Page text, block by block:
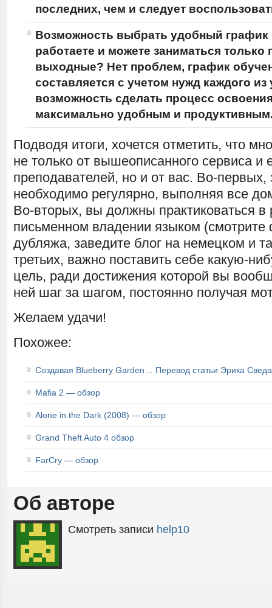
последних, чем и следует
Возможность выбрать удобный
работаете и можете заниматься только
выходные? Нет проблем, график
составляется с учетом нужд каждого из
возможность сделать процесс
максимально удобным и
Подводя итоги, хочется отметить, что
не только от вышеописанного сервиса и
преподавателей, но и от вас. Во-первых,
необходимо регулярно, выполняя все
Во-вторых, вы должны практиковаться в
письменном владении языком
дубляжа, заведите блог на немецком и
третьих, важно поставить себе какую-
цель, ради достижения которой вы
ней шаг за шагом, постоянно получая
Желаем удачи!
Похожее:
Создавая Blueberry Garden… Перевод статьи Эрика
Mafia 2 — обзор
Alone in the Dark (2008) — обзор
Grand Theft Auto 4 обзор
FarCry — обзор
Об авторе
Смотреть записи help10